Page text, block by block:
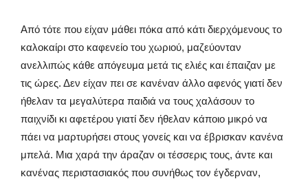
Από τότε που είχαν μάθει πόκα από κάτι διερχόμενους το
καλοκαίρι στο καφενείο του χωριού, μαζεύονταν
ανελλιπώς κάθε απόγευμα μετά τις ελιές και έπαιζαν με
τις ώρες. Δεν είχαν πει σε κανέναν άλλο αφενός γιατί δεν
ήθελαν τα μεγαλύτερα παιδιά να τους χαλάσουν το
παιχνίδι κι αφετέρου γιατί δεν ήθελαν κάποιο μικρό να
πάει να μαρτυρήσει στους γονείς και να έβρισκαν κανένα
μπελά. Μια χαρά την άραζαν οι τέσσερις τους, άντε και
κανένας περιστασιακός που συνήθως τον έγδερναν,